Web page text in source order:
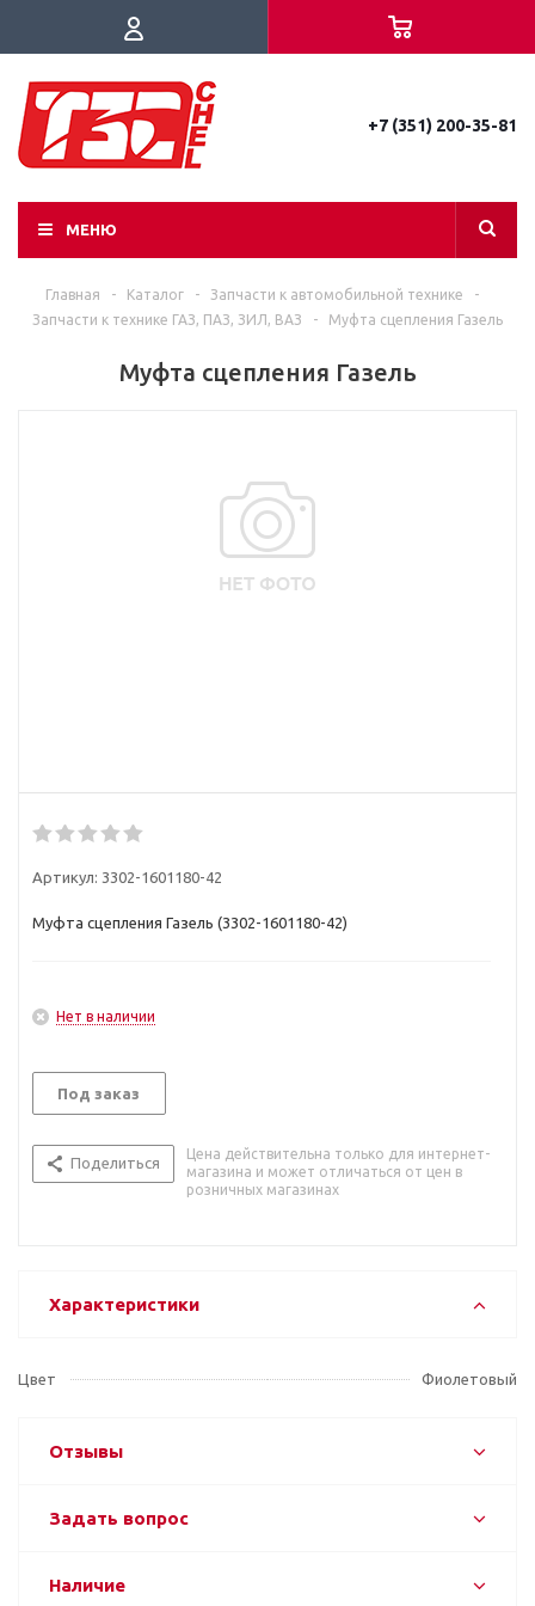
+7 (351) 200-35-81
МЕНЮ
Главная - Каталог - Запчасти к автомобильной технике
-
Запчасти к технике ГАЗ, ПАЗ, ЗИЛ, ВАЗ
- Муфта сцепления Газель
Муфта сцепления Газель
Артикул: 3302-1601180-42
Муфта сцепления Газель (3302-1601180-42)
Нет в наличии
Под заказ
Поделиться
Цена действительна только для интернет-
магазина и может отличаться от цен в
розничных магазинах
Характеристики
Цвет Фиолетовый
Отзывы
Задать вопрос
Наличие